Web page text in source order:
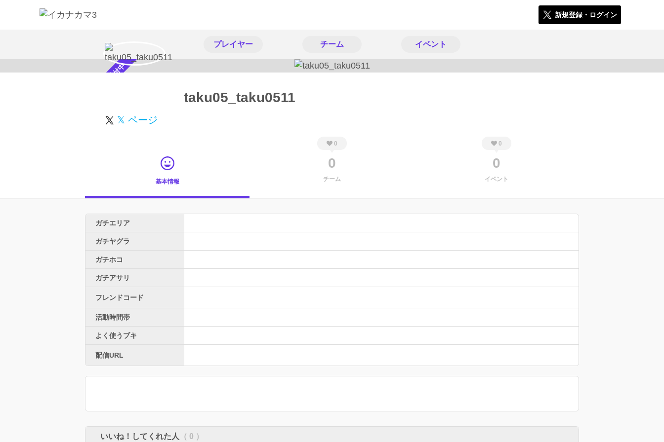
新規登録・ログイン
プレイヤー チーム イベント
スカウト受付中 taku05_taku0511
𝕏 ページ
基本情報
0
0
チーム
0
0
イベント
ガチエリア
ガチヤグラ
ガチホコ
ガチアサリ
フレンドコード
活動時間帯
よく使うブキ
配信URL
いいね！してくれた人 （ 0 ）